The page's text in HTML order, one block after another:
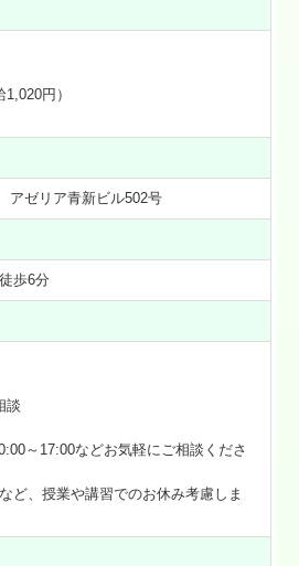
円）
ゼリア青新ビル502号
歩6分
談
～17:00などお気軽にご相談くださ
ど、授業や講習でのお休み考慮しま